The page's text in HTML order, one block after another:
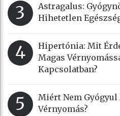
3
Astragalus:
Hihetetlen
4
Hipertónia: Mit
Magas
Kapcsolatban?
5
Miért Nem Gyógyul
Vérnyomás?